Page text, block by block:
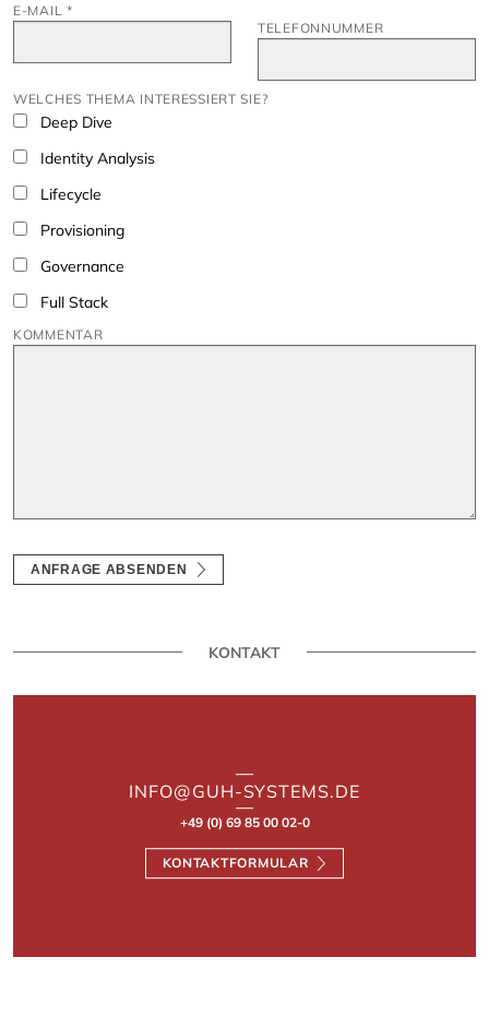
E-MAIL*
TELEFONNUMMER
WELCHES THEMA INTERESSIERT SIE?
Deep Dive
Identity Analysis
Lifecycle
Provisioning
Governance
Full Stack
KOMMENTAR
ANFRAGE ABSENDEN
KONTAKT
INFO@GUH-SYSTEMS.DE
+49 (0) 69 85 00 02-0
KONTAKTFORMULAR